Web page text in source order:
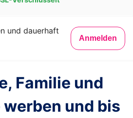
und dauerhaft
Anmelden
Familie und
und bis